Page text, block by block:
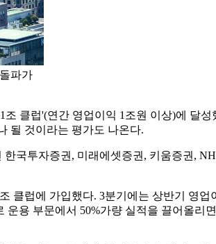
파가
클럽'(연간 영업이익 1조원 이상)에 달
될 것이라는 평가도 나온다.
국투자증권, 미래에셋증권, 키움증권,
클럽에 가입했다. 3분기에는 상반기 영
용 부문에서 50%가량 실적을 끌어올리